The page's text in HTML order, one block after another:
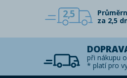
2,5
za 2,5
při nákupu
* platí pro